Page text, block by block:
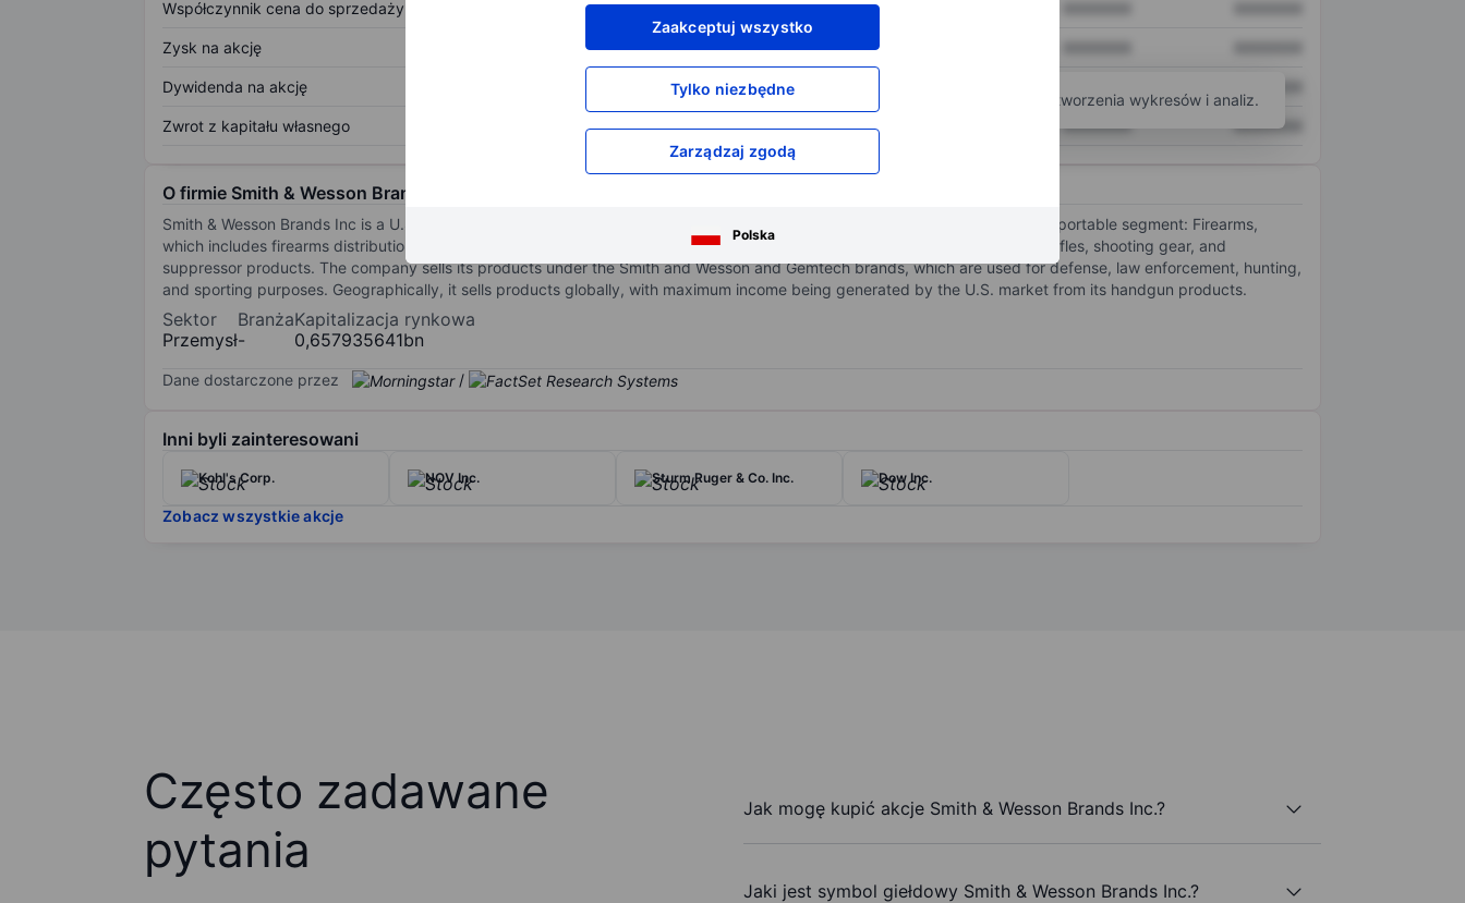
Zaakceptuj wszystko
Tylko niezbędne
Zarządzaj zgodą
Polska
Współczynnik cena do sprzedaży XXXXXXX
Zysk na akcję XXXXXXX
Dywidenda na akcję XXXXXXX
Zwrot z kapitału własnego XXXXXXX XXXXXXX XXXXXXX
Otwórz kontoaby uzyskać dostęp do większej ilości narzędzi do tworzenia wykresów i analiz.
O firmie Smith & Wesson Brands Inc.
Smith & Wesson Brands Inc is a U.S.-based company engaged in manufacturing and selling firearms. It operates under one reportable segment: Firearms,
which includes firearms distribution and manufacturing services. The company manufactures handguns, long guns, sporting rifles, shooting gear, and
suppressor products. The company sells its products under the Smith and Wesson and Gemtech brands, which are used for defense, law enforcement, hunting,
and sporting purposes. Geographically, it sells products globally, with maximum income being generated by the U.S. market from its handgun products.
Sektor
Przemysł
Branża
-
Kapitalizacja rynkowa
0,657935641bn
Dane dostarczone przez /
Inni byli zainteresowani
Kohl's Corp. NOV Inc. Sturm Ruger & Co. Inc. Dow Inc.
Zobacz wszystkie akcje
Często zadawane
pytania
Jak mogę kupić akcje Smith & Wesson Brands Inc.?
Jaki jest symbol giełdowy Smith & Wesson Brands Inc.?